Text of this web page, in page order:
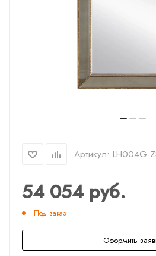
Артикул: LH004G-
54 054руб.
Под заказ
Оформить